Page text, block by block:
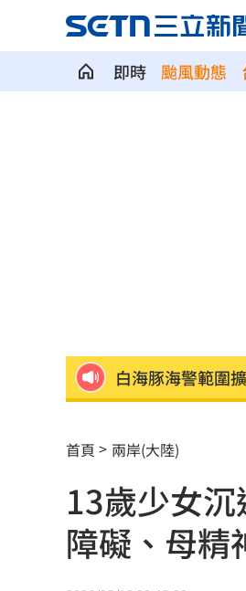
即時 颱風動態
慈濟遭詐10億
美通過制裁案！
日本銀髮族瘋工
解散統促黨？他
首頁 兩岸(大陸)
13歲少女
障礙、母精